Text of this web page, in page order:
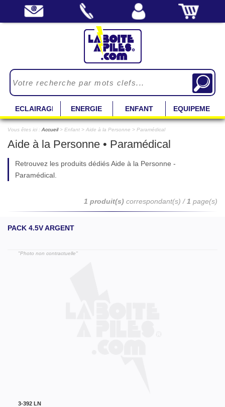
ECLAIRAGE ENERGIE ENFANT EQUIPEMENT
Vous êtes ici : Accueil> Enfant > Aide à la Personne > Paramédical
Aide à la Personne • Paramédical
Retrouvez les produits dédiés Aide à la Personne -
Paramédical.
1 produit(s) correspondant(s) /1 page(s)
PACK 4.5V ARGENT
"Photo non contractuelle"
3-392 LN